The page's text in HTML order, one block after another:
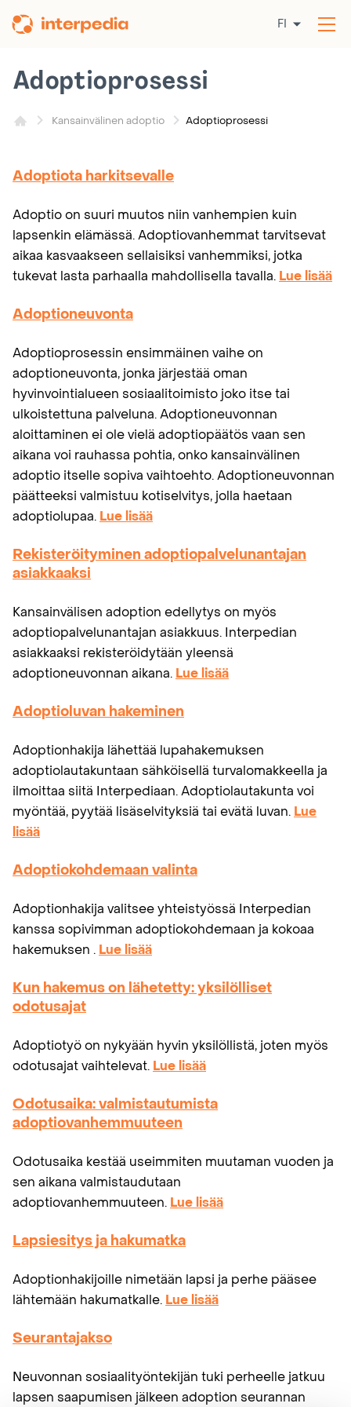
sisältöön
FI
Kansainvälinen adoptio Adoptioprosessi
Adoptioprosessi
Adoptiota harkitsevalle
Adoptio on suuri muutos niin vanhempien kuin
lapsenkin elämässä. Adoptiovanhemmat tarvitsevat
aikaa kasvaakseen sellaisiksi vanhemmiksi, jotka
tukevat lasta parhaalla mahdollisella tavalla. Lue lisää
Adoptioneuvonta
Adoptioprosessin ensimmäinen vaihe on
adoptioneuvonta, jonka järjestää oman
hyvinvointialueen sosiaalitoimisto joko itse tai
ulkoistettuna palveluna. Adoptioneuvonnan
aloittaminen ei ole vielä adoptiopäätös vaan sen
aikana voi rauhassa pohtia, onko kansainvälinen
adoptio itselle sopiva vaihtoehto. Adoptioneuvonnan
päätteeksi valmistuu kotiselvitys, jolla haetaan
adoptiolupaa. Lue lisää
Rekisteröityminen adoptiopalvelunantajan
asiakkaaksi
Kansainvälisen adoption edellytys on myös
adoptiopalvelunantajan asiakkuus. Interpedian
asiakkaaksi rekisteröidytään yleensä
adoptioneuvonnan aikana. Lue lisää
Adoptioluvan hakeminen
Adoptionhakija lähettää lupahakemuksen
adoptiolautakuntaan sähköisellä turvalomakkeella ja
ilmoittaa siitä Interpediaan. Adoptiolautakunta voi
myöntää, pyytää lisäselvityksiä tai evätä luvan. Lue
lisää
Adoptiokohdemaan valinta
Adoptionhakija valitsee yhteistyössä Interpedian
kanssa sopivimman adoptiokohdemaan ja kokoaa
hakemuksen . Lue lisää
Kun hakemus on lähetetty: yksilölliset
odotusajat
Adoptiotyö on nykyään hyvin yksilöllistä, joten myös
odotusajat vaihtelevat. Lue lisää
Odotusaika:valmistautumista
adoptiovanhemmuuteen
Odotusaika kestää useimmiten muutaman vuoden ja
sen aikana valmistaudutaan
adoptiovanhemmuuteen. Lue lisää
Lapsiesitys ja hakumatka
Adoptionhakijoille nimetään lapsi ja perhe pääsee
lähtemään hakumatkalle. Lue lisää
Seurantajakso
Neuvonnan sosiaalityöntekijän tuki perheelle jatkuu
lapsen saapumisen jälkeen adoption seurannan